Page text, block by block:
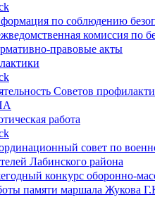
по соблюдению
комиссия по
правовые акты
Советов
работа
совет по
Лабинского района
конкурс оборонно-
памяти маршала Жукова